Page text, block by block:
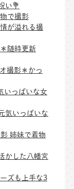
い💐
で撮影
が溢れる撮
随時更新
撮影＊かっ
いっぱいな女
気いっぱいな
姉妹で着物
かした八幡宮
ズも上手な3